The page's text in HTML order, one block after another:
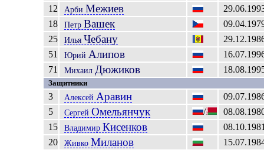
12
Арби Межиев
18
Петр Вашек
25
Илья Чебану
51
Юрий Алипов
71
Михаил Дюжиков
Защитники
3 Алексей Аравин
5
Сергей Омельянчук /
15
Владимир Кисенков
20
Живко Миланов